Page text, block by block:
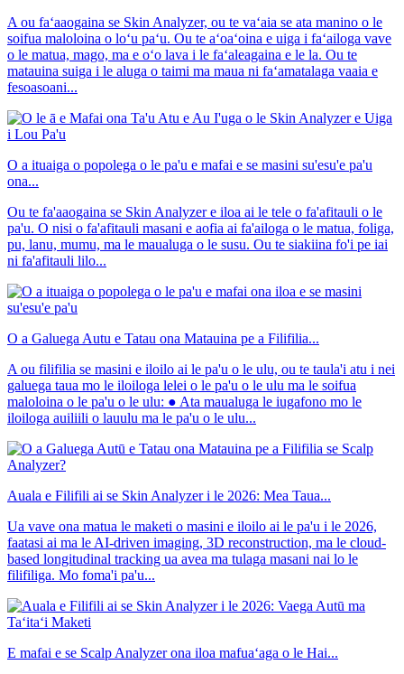
A ou faʻaaogaina se Skin Analyzer, ou te vaʻaia se ata manino o le
soifua maloloina o loʻu paʻu. Ou te aʻoaʻoina e uiga i faʻailoga vave
o le matua, mago, ma e oʻo lava i le faʻaleagaina e le la. Ou te
matauina suiga i le aluga o taimi ma maua ni faʻamatalaga vaaia e
fesoasoani...
O a ituaiga o popolega o le pa'u e mafai e se masini su'esu'e pa'u
ona...
Ou te fa'aaogaina se Skin Analyzer e iloa ai le tele o fa'afitauli o le
pa'u. O nisi o fa'afitauli masani e aofia ai fa'ailoga o le matua, foliga,
pu, lanu, mumu, ma le maualuga o le susu. Ou te siakiina fo'i pe iai
ni fa'afitauli lilo...
O a Galuega Autu e Tatau ona Matauina pe a Filifilia...
A ou filifilia se masini e iloilo ai le pa'u o le ulu, ou te taula'i atu i nei
galuega taua mo le iloiloga lelei o le pa'u o le ulu ma le soifua
maloloina o le pa'u o le ulu: ● Ata maualuga le iugafono mo le
iloiloga auiliili o lauulu ma le pa'u o le ulu...
Auala e Filifili ai se Skin Analyzer i le 2026: Mea Taua...
Ua vave ona matua le maketi o masini e iloilo ai le pa'u i le 2026,
faatasi ai ma le AI-driven imaging, 3D reconstruction, ma le cloud-
based longitudinal tracking ua avea ma tulaga masani nai lo le
filifiliga. Mo foma'i pa'u...
E mafai e se Scalp Analyzer ona iloa mafuaʻaga o le Hai...